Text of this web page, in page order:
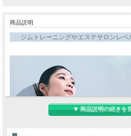
商品説明
ジムトレーニングやエステサロンレベ
▼ 商品説明の続きを